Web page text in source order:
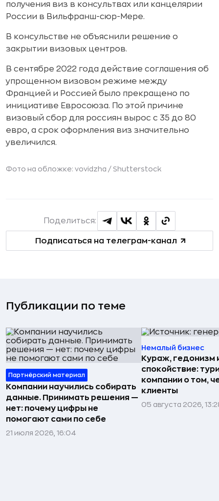
получения виз в консультвах или канцелярии
России в Вильфранш-сюр-Мере.
В консульстве не объяснили решение о
закрытии визовых центров.
В сентябре 2022 года действие соглашения об
упрощенном визовом режиме между
Францией и Россией было прекращено по
инициативе Евросоюза. По этой причине
визовый сбор для россиян вырос с 35 до 80
евро, а срок оформления виз значительно
увеличился.
Фото на обложке: vovidzha / Shutterstock
Подписаться на телеграм-канал
Поделиться:
Публикации по теме
Партнёрский материал
Компании научились собирать
данные. Принимать решения —
нет: почему цифры не
помогают сами по себе
21 июля 2026, 16:04
Немалый бизнес
Кураж, гедонизм
спокойствие:
компании о том,
клиенты
05 августа 2026,